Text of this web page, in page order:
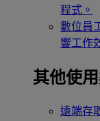
程式。
數位員
響工作
其他使
遠端存